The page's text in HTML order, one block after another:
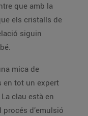
que amb la
els cristalls de
siguin
mica de
en tot un expert
clau està en
d’emulsió